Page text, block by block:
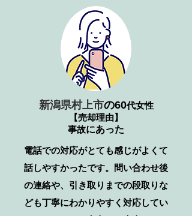
新潟県村上市の60代女性
【売却理由】
事故​にあった
電話での対応がとても感じがよくて
話しやすかったです。問い合わせ後
の連絡や、引き取りまでの段取りな
ども丁寧にわかりやすく対応してい